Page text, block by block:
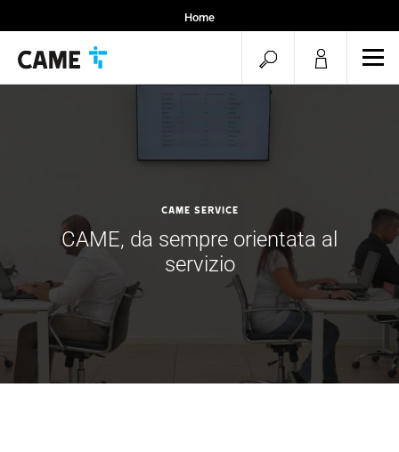
Home
open
search
CAME SERVICE
CAME, da sempre orientata al
servizio